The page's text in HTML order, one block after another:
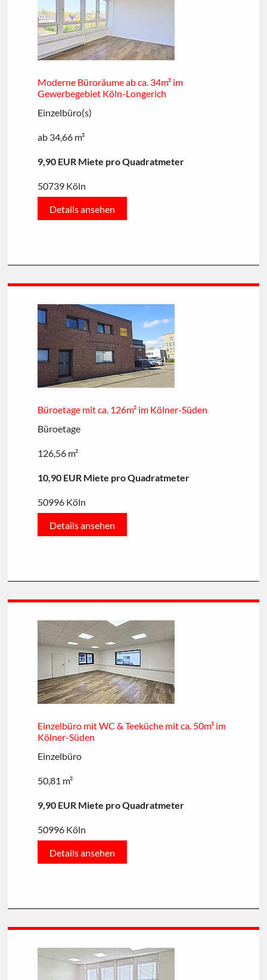
Moderne Büroräume ab ca. 34m² im
Gewerbegebiet Köln-Longerich
Einzelbüro(s)
ab 34,66 m²
9,90 EUR Miete pro Quadratmeter
50739 Köln
Details ansehen
Büroetage mit ca. 126m² im Kölner-Süden
Büroetage
126,56 m²
10,90 EUR Miete pro Quadratmeter
50996 Köln
Details ansehen
Einzelbüro mit WC & Teeküche mit ca. 50m² im
Kölner-Süden
Einzelbüro
50,81 m²
9,90 EUR Miete pro Quadratmeter
50996 Köln
Details ansehen